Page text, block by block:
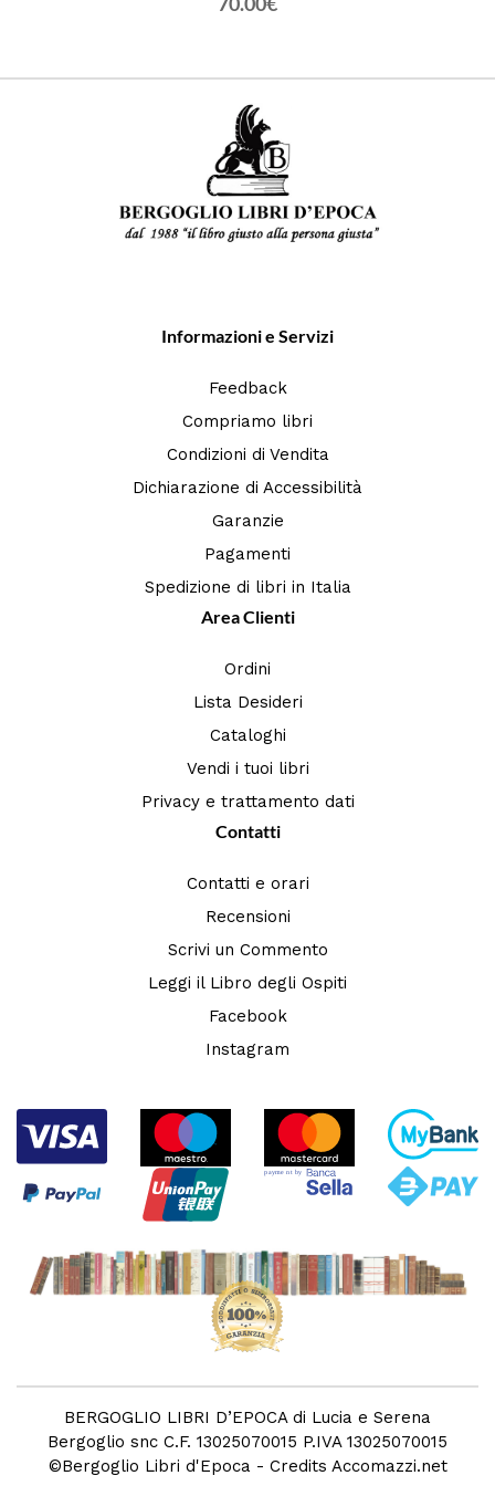
Informazioni e Servizi
Feedback
Compriamo libri
Condizioni di Vendita
Dichiarazione di Accessibilità
Garanzie
Pagamenti
Spedizione di libri in Italia
Area Clienti
Ordini
Lista Desideri
Cataloghi
Vendi i tuoi libri
Privacy e trattamento dati
Contatti
Contatti e orari
Recensioni
Scrivi un Commento
Leggi il Libro degli Ospiti
Facebook
Instagram
BERGOGLIO LIBRI D’EPOCA di Lucia e Serena
Bergoglio snc C.F. 13025070015 P.IVA 13025070015
©Bergoglio Libri d'Epoca - Credits Accomazzi.net